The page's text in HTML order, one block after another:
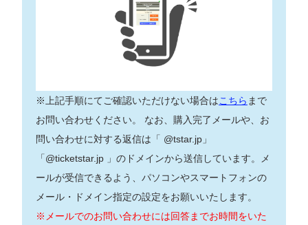
※上記手順にてご確認いただけない場合はこちら まで
お問い合わせください。 なお、購入完了メールや、お
問い合わせに対する返信は「 @tstar.jp」
「@ticketstar.jp 」のドメインから送信しています。メ
ールが受信できるよう、パソコンやスマートフォンの
メール・ドメイン指定の設定をお願いいたします。
※メールでのお問い合わせには回答までお時間をいた